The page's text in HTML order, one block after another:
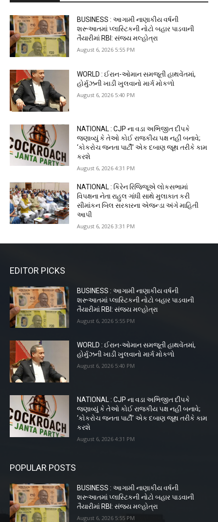
BUSINESS : આગામી નાણાકીય વર્ષની
શરૂઆતમાં પ્લાસ્ટિકની નોટો બહાર પાડવાની
તૈયારીમાં RBI: સંજય મલ્હોત્રા
August 6, 2026 5:55 PM
WORLD : ઈરાન-ઓમાન સમજૂતી હાથવેંતમાં,
હોર્મુઝની ખાડી ખુલવાનો માર્ગ મોકળો
August 6, 2026 5:40 PM
NATIONAL : CJP ના વડા અભિજીત દીપકે
જણાવ્યું કે તેઓ કોઈ રાજકીય પક્ષ નહીં બનાવે;
‘કોકરોચ જનતા પાર્ટી’ એક દબાણ જૂથ તરીકે કામ
કરશે
August 6, 2026 4:31 PM
NATIONAL : કિરેન રિજિજૂએ લોકસભામાં
વિપક્ષના નેતા રાહુલ ગાંધી સાથે મુલાકાત કરી
સીમાંકન બિલ સરકારના એજન્ડા અંગે માહિતી
આપી
August 6, 2026 3:31 PM
EDITOR PICKS
BUSINESS : આગામી નાણાકીય વર્ષની
શરૂઆતમાં પ્લાસ્ટિકની નોટો બહાર પાડવાની
તૈયારીમાં RBI: સંજય મલ્હોત્રા
August 6, 2026 5:55 PM
WORLD : ઈરાન-ઓમાન સમજૂતી હાથવેંતમાં,
હોર્મુઝની ખાડી ખુલવાનો માર્ગ મોકળો
August 6, 2026 5:40 PM
NATIONAL : CJP ના વડા અભિજીત દીપકે
જણાવ્યું કે તેઓ કોઈ રાજકીય પક્ષ નહીં બનાવે;
‘કોકરોચ જનતા પાર્ટી’ એક દબાણ જૂથ તરીકે કામ
કરશે
August 6, 2026 4:31 PM
POPULAR POSTS
BUSINESS : આગામી નાણાકીય વર્ષની
શરૂઆતમાં પ્લાસ્ટિકની નોટો બહાર પાડવાની
તૈયારીમાં RBI: સંજય મલ્હોત્રા
August 6, 2026 5:55 PM